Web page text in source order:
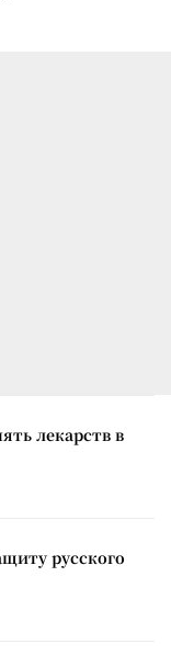
лекарств в
русского